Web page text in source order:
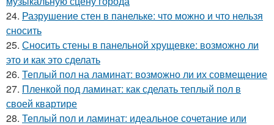
24. Разрушение стен в панельке: что можно и что нельзя
сносить
25. Сносить стены в панельной хрущевке: возможно ли
это и как это сделать
26. Теплый пол на ламинат: возможно ли их совмещение
27. Пленкой под ламинат: как сделать теплый пол в
своей квартире
28. Теплый пол и ламинат: идеальное сочетание или